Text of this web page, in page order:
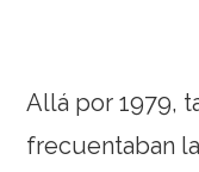
Allá por 1979,
frecuentaban